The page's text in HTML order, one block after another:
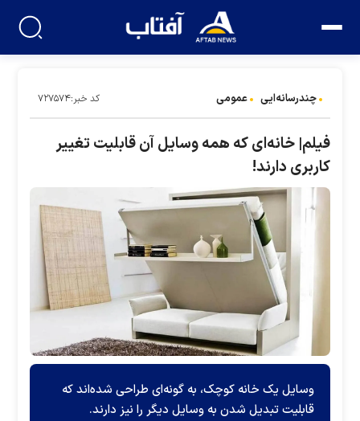
چندرسانه‌ایی عمومی کد خبر:۷۲۷۵۷۴
فیلم| خانه‌ای که همه وسایل آن قابلیت تغییر
کاربری دارند!
وسایل یک خانه کوچک، به گونه‌ای طراحی شده‌اند که
قابلیت تبدیل شدن به وسایل دیگر را نیز دارند.